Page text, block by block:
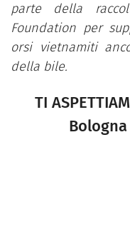
parte della
Foundation per
orsi vietnamiti
della bile.
TI